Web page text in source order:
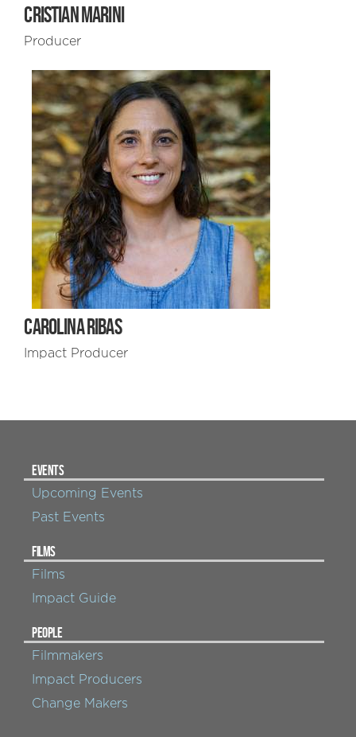
CRISTIAN MARINI
Producer
CAROLINA RIBAS
Impact Producer
EVENTS
Upcoming Events
Past Events
FILMS
Films
Impact Guide
PEOPLE
Filmmakers
Impact Producers
Change Makers